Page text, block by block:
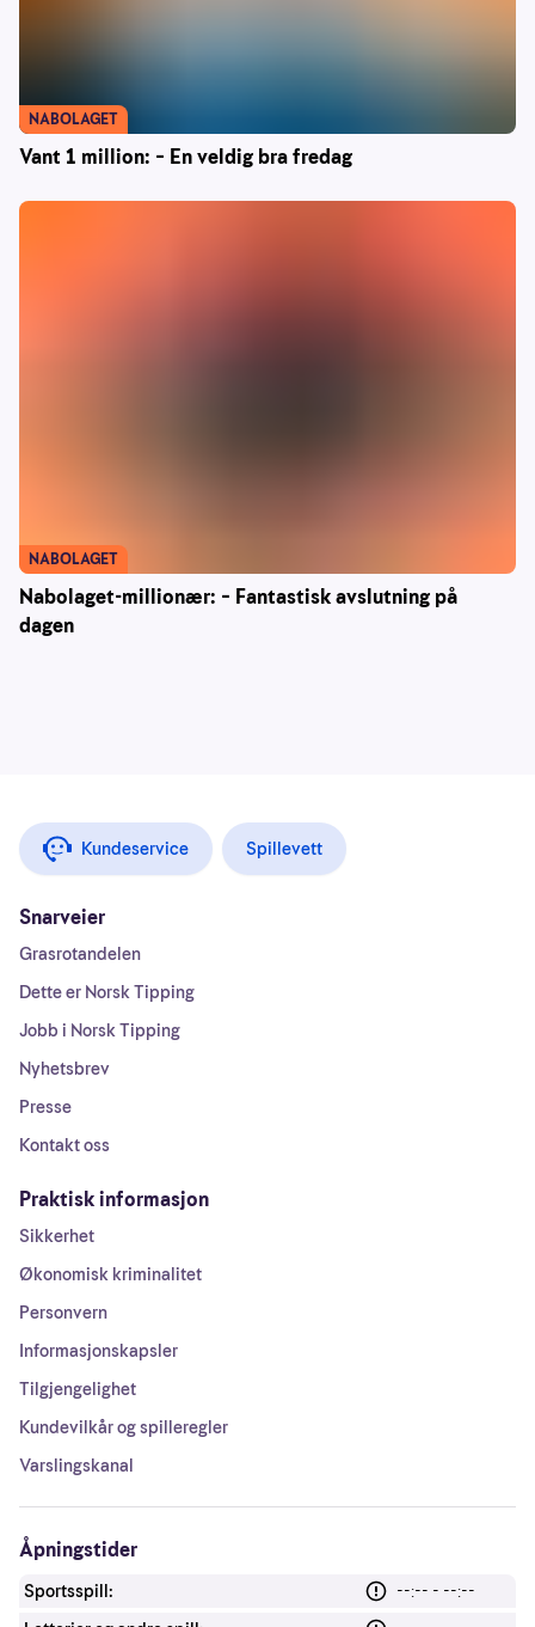
Vant 1 million: – En veldig bra fredag
NABOLAGET
Nabolaget-millionær: – Fantastisk avslutning på
dagen
NABOLAGET
Kundeservice Spillevett
Snarveier
Grasrotandelen
Dette er Norsk Tipping
Jobb i Norsk Tipping
Nyhetsbrev
Presse
Kontakt oss
Praktisk informasjon
Sikkerhet
Økonomisk kriminalitet
Personvern
Informasjonskapsler
Tilgjengelighet
Kundevilkår og spilleregler
Varslingskanal
Åpningstider
Sportsspill:
--:-- - --:--